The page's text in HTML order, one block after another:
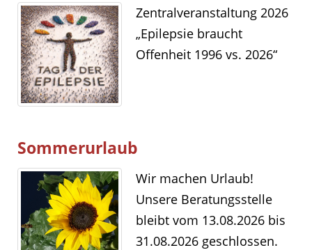
Zentralveranstaltung 2026
„Epilepsie braucht
Offenheit 1996 vs. 2026“
Sommerurlaub
Wir machen Urlaub!
Unsere Beratungsstelle
bleibt vom 13.08.2026 bis
31.08.2026 geschlossen.